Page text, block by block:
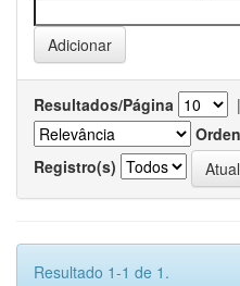
Resultados/Página |
Registro(s)
Resultado 1-1 de 1.